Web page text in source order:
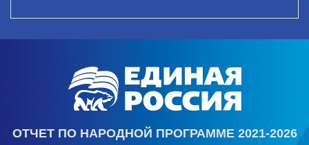
ОТЧЕТ ПО НАРОДНОЙ ПРОГРАММЕ 2021-2026